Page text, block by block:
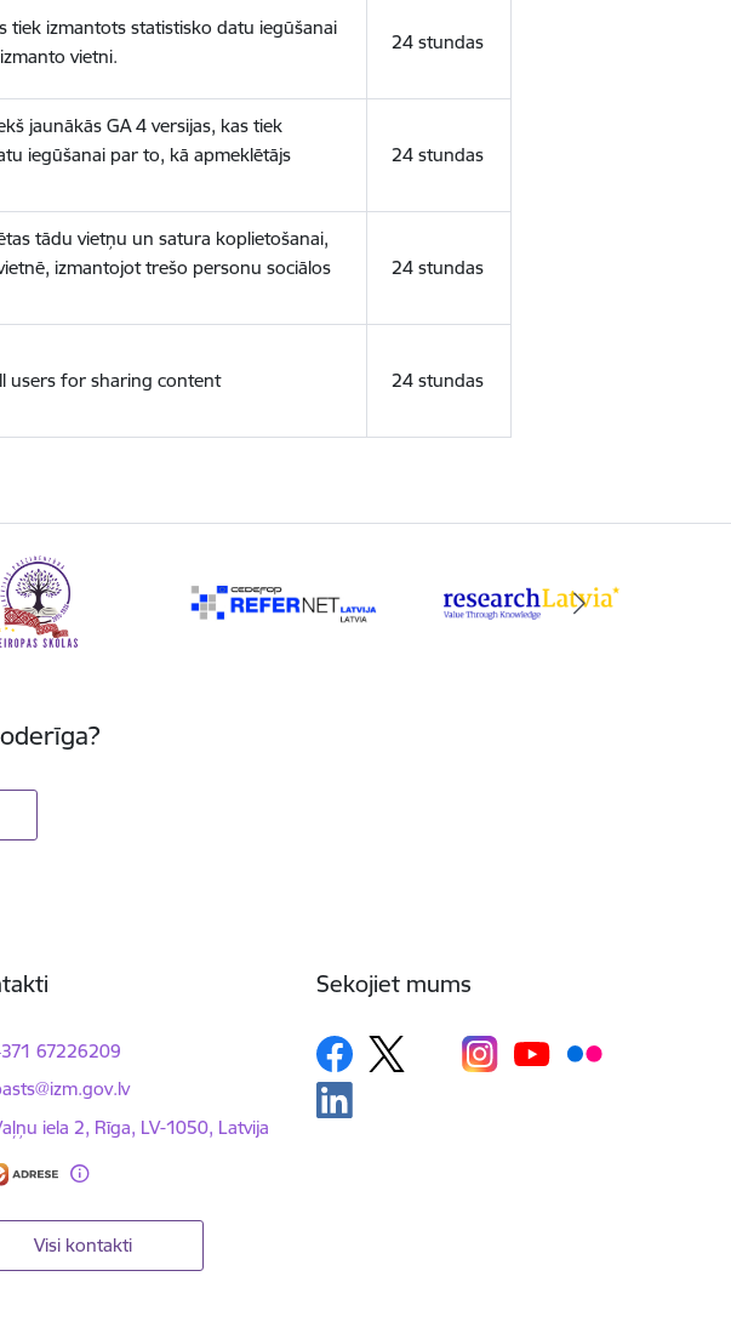
tiek izmantots statistisko datu iegūšanai
vietni.
24 stundas
jaunākās GA 4 versijas, kas tiek
iegūšanai par to, kā apmeklētājs
24 stundas
tādu vietņu un satura koplietošanai,
izmantojot trešo personu sociālos
24 stundas
users for sharing content 24 stundas
67226209
pasts:
iela 2, Rīga, LV-1050, Latvija
Visi kontakti
Sekojiet mums